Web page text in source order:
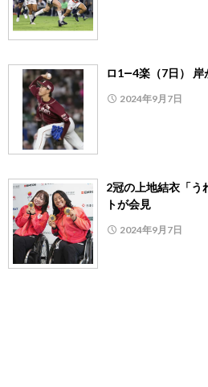
ロ1―4楽（7日） 岸
2024年9月7日
2冠の上地結衣「う
トが会見
2024年9月7日